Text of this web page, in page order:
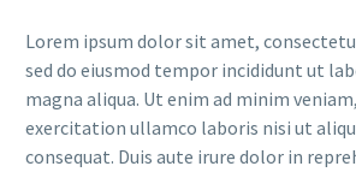
Lorem ipsum dolor sit amet,
sed do eiusmod tempor incididunt ut
magna aliqua. Ut enim ad minim
exercitation ullamco laboris nisi ut
consequat. Duis aute irure dolor in